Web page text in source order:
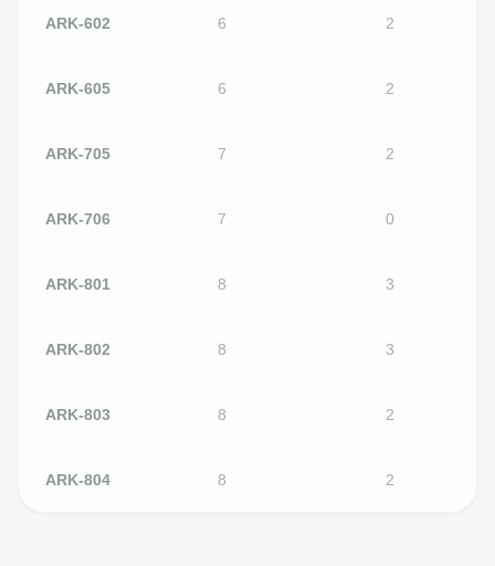
ARK-602 6 2
ARK-605 6 2
ARK-705 7 2
ARK-706 7 0
ARK-801 8 3
ARK-802 8 3
ARK-803 8 2
ARK-804 8 2